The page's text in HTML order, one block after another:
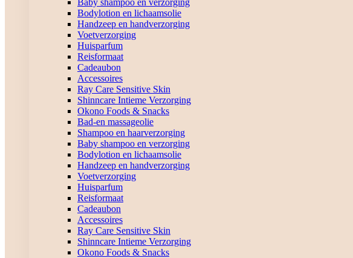
Bodylotion en lichaamsolie
Handzeep en handverzorging
Voetverzorging
Huisparfum
Reisformaat
Cadeaubon
Accessoires
Ray Care Sensitive Skin
Shinncare Intieme Verzorging
Okono Foods & Snacks
Bad-en massageolie
Shampoo en haarverzorging
Baby shampoo en verzorging
Bodylotion en lichaamsolie
Handzeep en handverzorging
Voetverzorging
Huisparfum
Reisformaat
Cadeaubon
Accessoires
Ray Care Sensitive Skin
Shinncare Intieme Verzorging
Okono Foods & Snacks